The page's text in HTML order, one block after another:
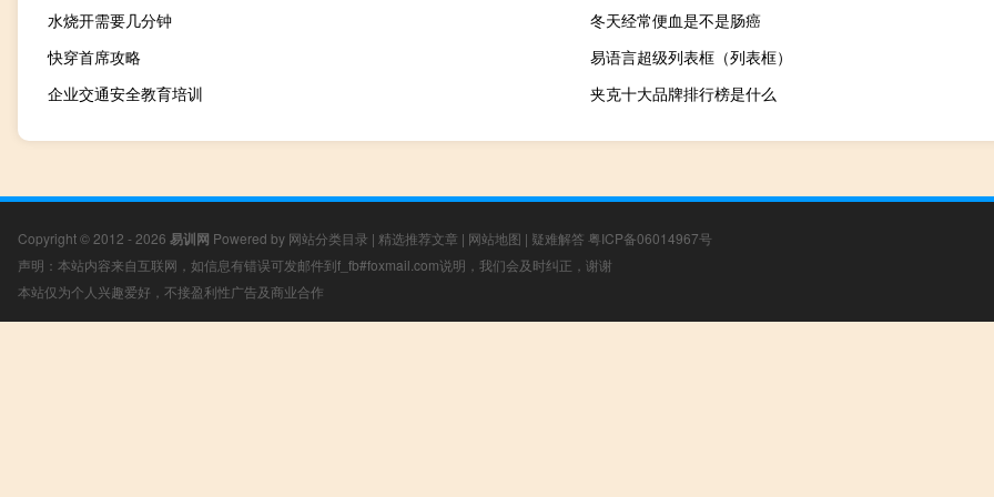
水烧开需要几分钟
冬天经常便血是不是肠癌
快穿首席攻略
易语言超级列表框（列表框）
企业交通安全教育培训
夹克十大品牌排行榜是什么
Copyright © 2012 - 2026 易训网 Powered by 网站分类目录 | 精选推荐文章 | 网站地图 | 疑难解答 粤ICP备06014967号
声明：本站内容来自互联网，如信息有错误可发邮件到f_fb#foxmail.com说明，我们会及时纠正，谢谢
本站仅为个人兴趣爱好，不接盈利性广告及商业合作